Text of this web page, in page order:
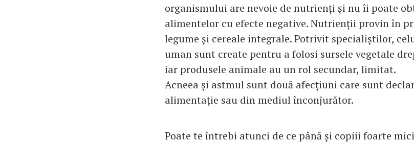
organismului are nevoie de nutrienți și nu îi poate
alimentelor cu efecte negative. Nutrienții provin în
legume și cereale integrale. Potrivit specialiștilor,
uman sunt create pentru a folosi sursele vegetale
iar produsele animale au un rol secundar, limitat.
Acneea și astmul sunt două afecțiuni care sunt
alimentație sau din mediul înconjurător.
Poate te întrebi atunci de ce până și copiii foarte